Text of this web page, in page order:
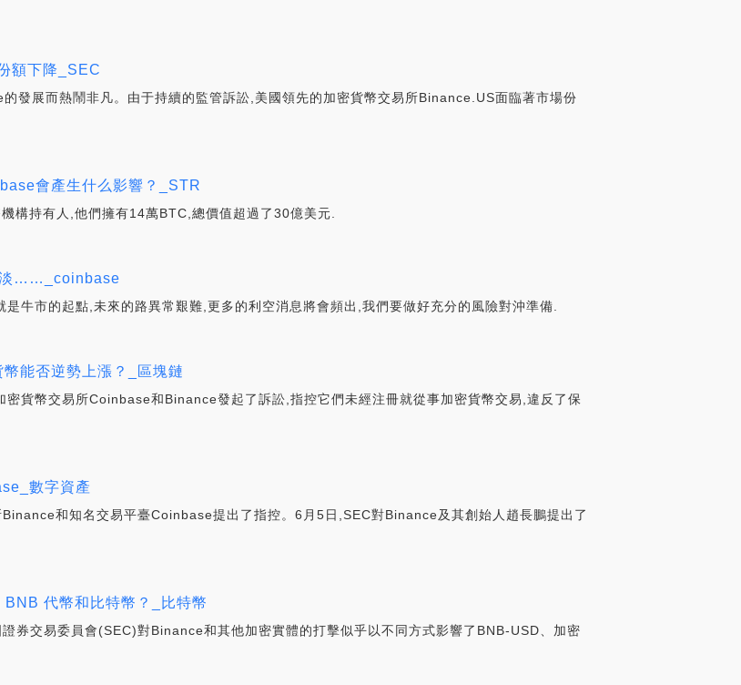
額下降_SEC
發展而熱鬧非凡。由于持續的監管訴訟,美國領先的加密貨幣交易所Binance.US面臨著市場份
會產生什么影響？_STR
構持有人,他們擁有14萬BTC,總價值超過了30億美元.
淡……_coinbase
牛市的起點,未來的路異常艱難,更多的利空消息將會頻出,我們要做好充分的風險對沖準備.
能否逆勢上漲？_區塊鏈
貨幣交易所Coinbase和Binance發起了訴訟,指控它們未經注冊就從事加密貨幣交易,違反了保
數字資產
和知名交易平臺Coinbase提出了指控。6月5日,SEC對Binance及其創始人趙長鵬提出了
代幣和比特幣？_比特幣
券交易委員會(SEC)對Binance和其他加密實體的打擊似乎以不同方式影響了BNB-USD、加密